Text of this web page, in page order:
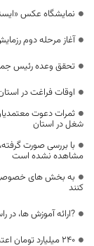
نمایشگاه عکس
آغاز مرحله دوم
تحقق وعده رئیس
اوقات فراغت در
شغل در استان
با بررسی صورت
مشاهده نشده است
به بخش های خصوصی
کنند
?ارائه آموزش ها،
۲۴۰ میلیارد تومان اعتبار به بخش کشاورزی خراسان جنوبی اختصاص یافت